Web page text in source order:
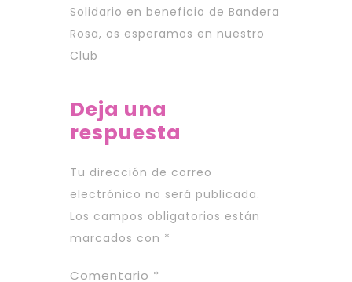
Solidario en beneficio de Bandera
Rosa, os esperamos en nuestro
Club
Deja una
respuesta
Tu dirección de correo
electrónico no será publicada.
Los campos obligatorios están
marcados con *
Comentario *